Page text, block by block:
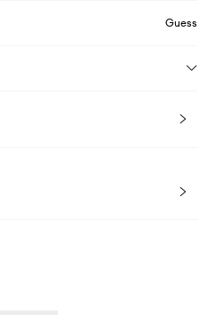
Guess